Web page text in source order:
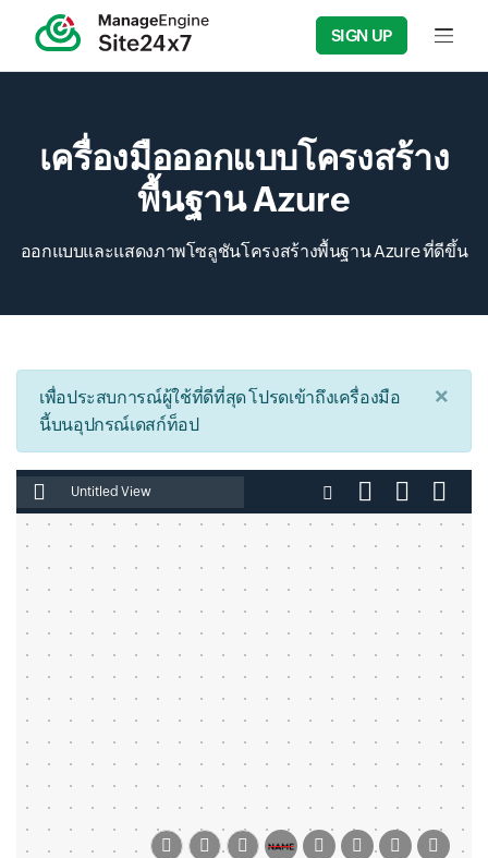
SIGN UP Input
เครื่องมือออกแบบโครงสร้าง
พื้นฐาน Azure
ออกแบบและแสดงภาพโซลูชันโครงสร้างพื้นฐาน Azure ที่ดีขึ้น
×
เพื่อประสบการณ์ผู้ใช้ที่ดีที่สุด โปรดเข้าถึงเครื่องมือ
นี้บนอุปกรณ์เดสก์ท็อป
ป้อนชื่อไฟล์